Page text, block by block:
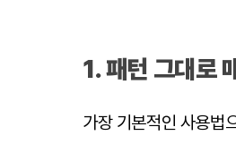
1. 패턴 그대로
가장 기본적인 사용법